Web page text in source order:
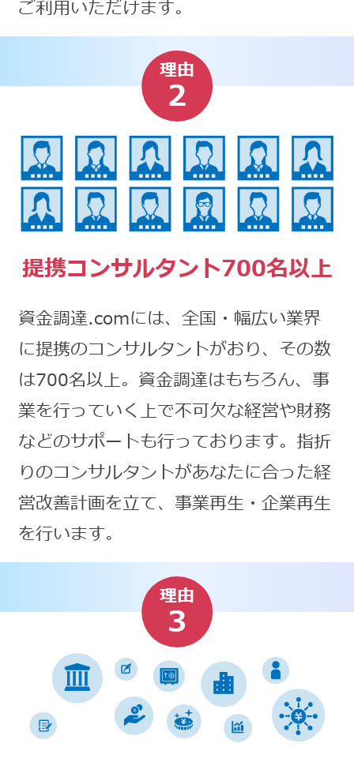
ご利用いただけます。
理由
2
提携コンサルタント700名以上
資金調達.comには、全国・幅広い業界
に提携のコンサルタントがおり、その数
は700名以上。資金調達はもちろん、事
業を行っていく上で不可欠な経営や財務
などのサポートも行っております。指折
りのコンサルタントがあなたに合った経
営改善計画を立て、事業再生・企業再生
を行います。
理由
3